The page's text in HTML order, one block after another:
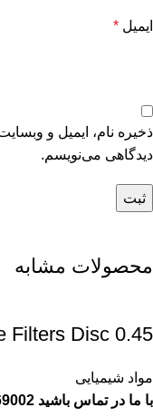
ایمیل *
ذخیره نام، ایمیل و
دیدگاهی می‌نویسم.
محصولات مشابه
0.45 PES Membrane Filters Disc
مواد شیمیایی
با ما در تماس باشید 02166569002